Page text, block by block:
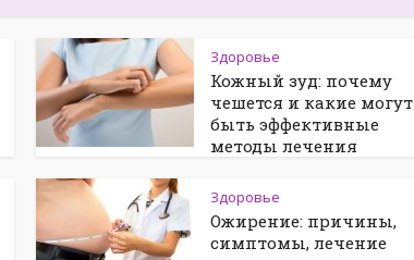
Здоровье
Кожный зуд: почему
чешется и какие могут
быть эффективные
методы лечения
Здоровье
Ожирение: причины,
симптомы, лечение